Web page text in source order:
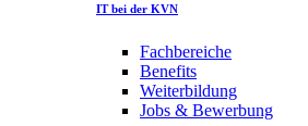
IT bei der KVN
Fachbereiche
Benefits
Weiterbildung
Jobs & Bewerbung